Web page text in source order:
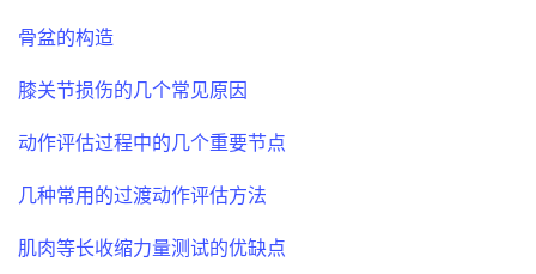
骨盆的构造
膝关节损伤的几个常见原因
动作评估过程中的几个重要节点
几种常用的过渡动作评估方法
肌肉等长收缩力量测试的优缺点